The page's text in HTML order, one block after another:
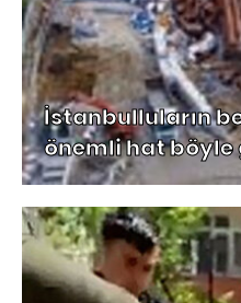
İstanbulluların
önemli hat